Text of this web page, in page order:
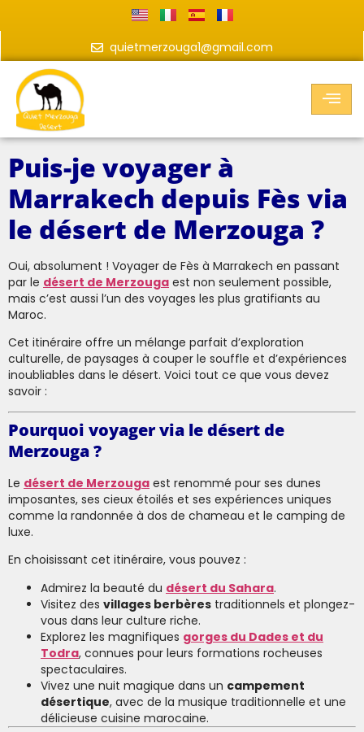
quietmerzouga1@gmail.com
Puis-je voyager à
Marrakech depuis Fès via
le désert de Merzouga ?
Oui, absolument ! Voyager de Fès à Marrakech en passant
par le désert de Merzouga est non seulement possible,
mais c’est aussi l’un des voyages les plus gratifiants au
Maroc.
Cet itinéraire offre un mélange parfait d’exploration
culturelle, de paysages à couper le souffle et d’expériences
inoubliables dans le désert. Voici tout ce que vous devez
savoir :
Pourquoi voyager via le désert de
Merzouga ?
Le désert de Merzouga est renommé pour ses dunes
imposantes, ses cieux étoilés et ses expériences uniques
comme la randonnée à dos de chameau et le camping de
luxe.
En choisissant cet itinéraire, vous pouvez :
Admirez la beauté du désert du Sahara.
Visitez des villages berbères traditionnels et plongez-
vous dans leur culture riche.
Explorez les magnifiques gorges du Dades et du
Todra, connues pour leurs formations rocheuses
spectaculaires.
Vivez une nuit magique dans un campement
désertique, avec de la musique traditionnelle et une
délicieuse cuisine marocaine.